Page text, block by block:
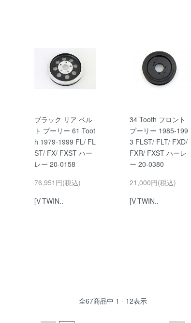
ブラック リア ベル
ト プーリー 61 Toot
h 1979-1999 FL/ FL
ST/ FX/ FXST ハー
レー 20-0158
76,951円(税込)
[V-TWIN..
34 Tooth フロント
プーリー 1985-199
3 FLST/ FLT/ FXD/
FXR/ FXST ハーレ
ー 20-0380
21,000円(税込)
[V-TWIN..
全67商品中 1 - 12表示